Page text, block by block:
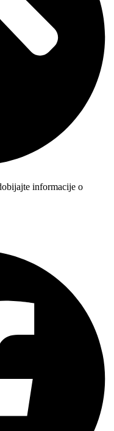
informacije o